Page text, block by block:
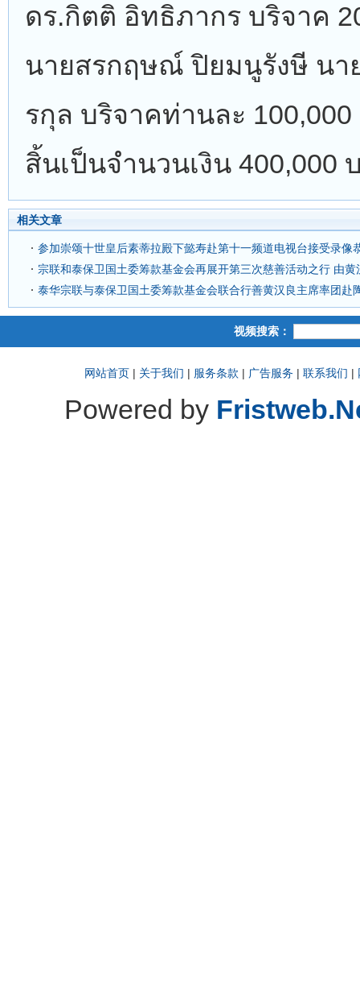
ดร.กิตติ อิทธิภากร บริจาค
นายสรกฤษณ์ ปิยมนูรังษี นา
รกุล บริจาคท่านละ
สิ้นเป็นจำนวนเงิน 400,000
相关文章
参加崇颂十世皇后素蒂拉殿下懿寿赴第十一频道电视台接受录像
宗联和泰保卫国土委筹款基金会再展开第三次慈善活动之行 由
泰华宗联与泰保卫国土委筹款基金会联合行善黄汉良主席率团赴
视频搜索：
网站首页 | 关于我们 | 服务条款 | 广告服务 |联系我们 |
Powered by